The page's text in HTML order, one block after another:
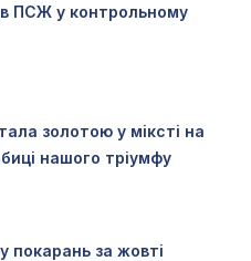
ПСЖ у контрольному
золотою у міксті на
нашого тріумфу
за жовті